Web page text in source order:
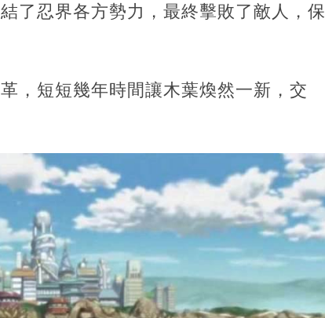
了忍界各方勢力，最終擊敗了敵人，保
，短短幾年時間讓木葉煥然一新，交